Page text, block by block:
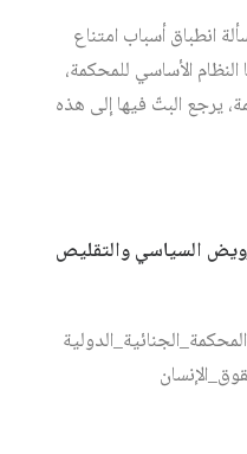
انطباق أسباب امتناع
الأساسي للمحكمة،
يرجع البتّ فيها إلى هذه
السياسي والتقليص